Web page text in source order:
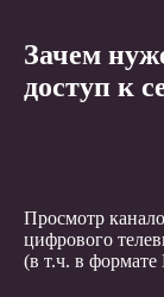
Зачем
доступ к
Просмотр
цифрового
(в т.ч. в